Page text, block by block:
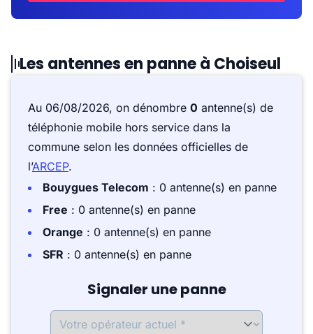
Les antennes en panne à Choiseul
Au 06/08/2026, on dénombre 0 antenne(s) de
téléphonie mobile hors service dans la
commune selon les données officielles de
l’ARCEP.
Bouygues Telecom : 0 antenne(s) en panne
Free : 0 antenne(s) en panne
Orange : 0 antenne(s) en panne
SFR : 0 antenne(s) en panne
Signaler une panne